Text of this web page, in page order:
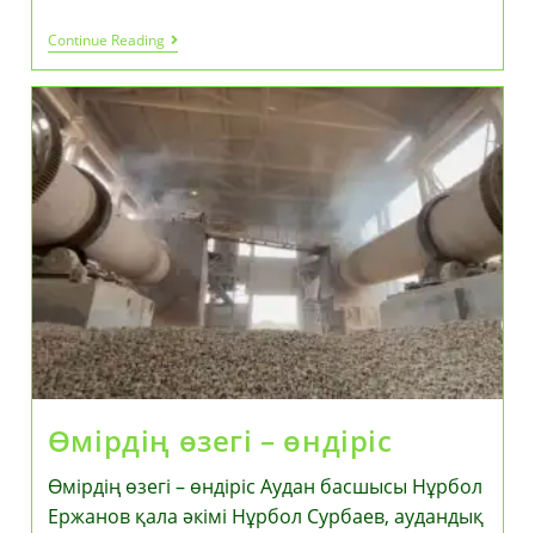
Continue ReadingАналарға
«Күміс
Алқа»
Табысталды
Өмірдің өзегі – өндіріс
Өмірдің өзегі – өндіріс Аудан басшысы Нұрбол
Ержанов қала әкімі Нұрбол Сурбаев, аудандық